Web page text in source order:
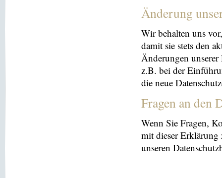
Änderung
Wir behalten uns
damit sie stets den
Änderungen
z.B. bei der
die neue
Fragen an den
Wenn Sie Fragen,
mit dieser Erklärung
unseren